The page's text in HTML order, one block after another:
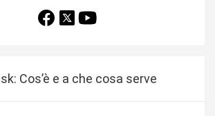
Cos’è e a che cosa serve